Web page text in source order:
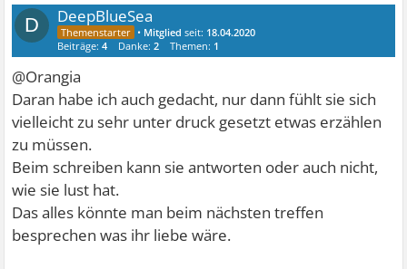
D DeepBlueSea
• Mitglied seit: 18.04.2020
Beiträge:4 Danke:2 Themen: 1
@Orangia
Daran habe ich auch gedacht, nur dann fühlt sie sich
vielleicht zu sehr unter druck gesetzt etwas erzählen
zu müssen.
Beim schreiben kann sie antworten oder auch nicht,
wie sie lust hat.
Das alles könnte man beim nächsten treffen
besprechen was ihr liebe wäre.